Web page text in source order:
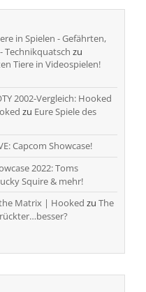
in Spielen - Gefährten,
Technikquatsch zu
Tiere in Videospielen!
2002-Vergleich: Hooked
zu Eure Spiele des
Capcom Showcase!
2022: Toms
Squire & mehr!
Matrix | Hooked zu The